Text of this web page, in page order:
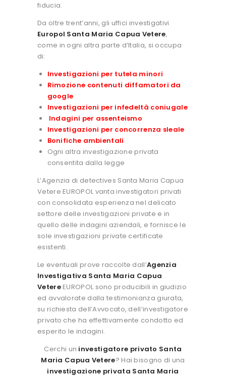
fiducia.
Da oltre trent’anni, gli uffici investigativi
Europol Santa Maria Capua Vetere,
come in ogni altra parte d’Italia, si occupa
di:
Investigazioni per tutela minori
Rimozione contenuti diffamatori da
google
Investigazioni per infedeltà coniugale
Indagini per assenteismo
Investigazioni per concorrenza sleale
Bonifiche ambientali
Ogni altra investigazione privata
consentita dalla legge
L’Agenzia di detectives Santa Maria Capua
Vetere EUROPOL vanta investigatori privati
con consolidata esperienza nel delicato
settore delle investigazioni private e in
quello delle indagini aziendali, e fornisce le
sole investigazioni private certificate
esistenti.
Le eventuali prove raccolte dall’Agenzia
Investigativa Santa Maria Capua
VetereEUROPOL sono producibili in giudizio
ed avvalorate dalla testimonianza giurata,
su richiesta dell’Avvocato, dell’investigatore
privato che ha effettivamente condotto ed
esperito le indagini.
Cerchi un investigatore privato Santa
Maria Capua Vetere? Hai bisogno di una
investigazione privata Santa Maria